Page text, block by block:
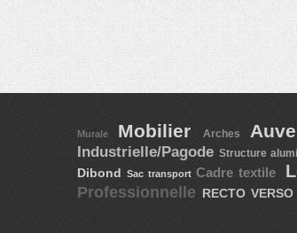
Murale Mobilier Arches
Industrielle/PagodeStructure
Dibond Sac transport Cadre textile
Professionnelle RECTO VERSO